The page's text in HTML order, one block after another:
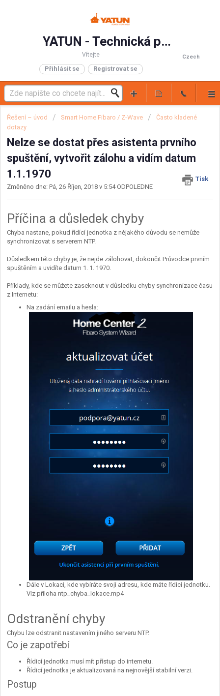
YATUN - Technická podpora
Czech
Vítejte
Přihlásit se Registrovat se
Řešení – úvod Smart Home Fibaro / Z-Wave
Často kladené
dotazy
Nelze se dostat přes asistenta prvního
spuštění, vytvořit zálohu a vidím datum
1.1.1970
Tisk
Změněno dne: Pá, 26 Říjen, 2018 v 5:54 ODPOLEDNE
Příčina a důsledek chyby
Chyba nastane, pokud řídící jednotka z nějakého důvodu se nemůže
synchronizovat s serverem NTP.
Důsledkem této chyby je, že nejde zálohovat, dokončit Průvodce prvním
spuštěním a uvidíte datum 1. 1. 1970.
Příklady, kde se můžete zaseknout v důsledku chyby synchronizace času
z Internetu:
Na zadání emailu a hesla:
Dále v Lokaci, kde vybíráte svoji adresu, kde máte řídicí jednotku.
Viz příloha ntp_chyba_lokace.mp4
Odstranění chyby
Chybu lze odstranit nastavením jiného serveru NTP.
Co je zapotřebí
Řídicí jednotka musí mít přístup do internetu.
Řídicí jednotka je aktualizovaná na nejnovější stabilní verzi.
Postup